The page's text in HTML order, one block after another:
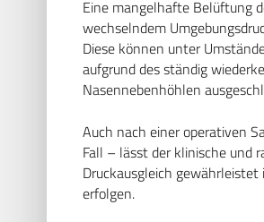
Eine mangelhafte Belüftung
wechselndem
Diese können unter
aufgrund des ständig
Nasennebenhöhlen
Auch nach einer operativen
Fall – lässt der klinische und
Druckausgleich
erfolgen.